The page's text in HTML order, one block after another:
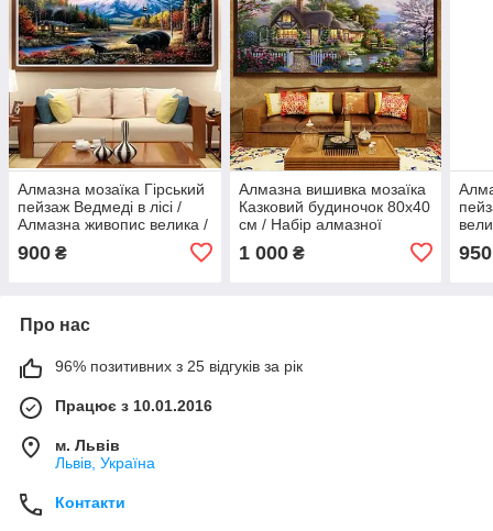
Алмазна мозаїка Гірський
пейзаж Ведмеді в лісі /
Алмазна живопис велика /
Ведмеді в горах без рамки
900 ₴
Алмазна вишивка мозаїка
Казковий будиночок 80х40
см / Набір алмазної
мозаїки Будинок/ Алмазна
мозаїка пейзаж без рамки
1 000₴ 950
Про нас
96% позитивних з 25 відгуків за рік
Працює з 10.01.2016
м. Львів
Львів, Україна
Контакти